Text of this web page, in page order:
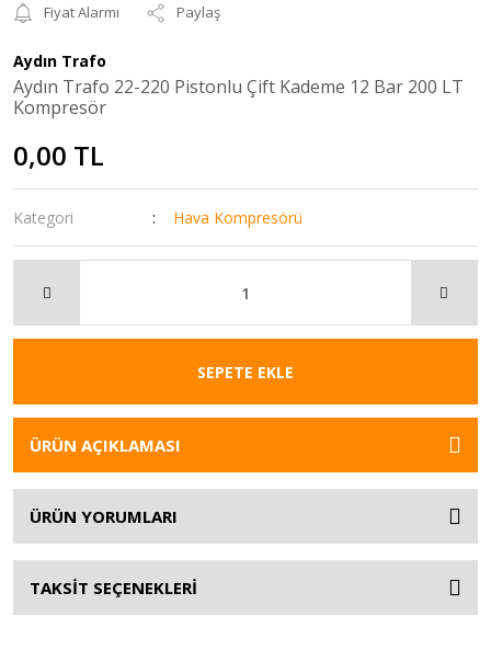
Fiyat Alarmı
Paylaş
Aydın Trafo
Aydın Trafo 22-220 Pistonlu Çift Kademe 12 Bar 200 LT
Kompresör
0,00 TL
Kategori Hava Kompresörü
SEPETE EKLE
ÜRÜN AÇIKLAMASI
ÜRÜN YORUMLARI
TAKSİT SEÇENEKLERİ